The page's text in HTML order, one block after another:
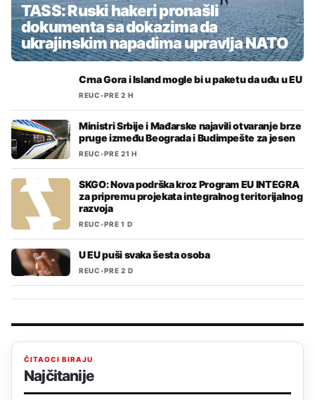
TASS: Ruski hakeri pronašli
dokumenta sa dokazima da
ukrajinskim napadima upravlja NATO
Crna Gora i Island mogle bi u paketu da uđu u EU
REUC•PRE 2 H
Ministri Srbije i Mađarske najavili otvaranje brze
pruge između Beograda i Budimpešte za jesen
REUC•PRE 21 H
SKGO: Nova podrška kroz Program EU INTEGRA
za pripremu projekata integralnog teritorijalnog
razvoja
REUC•PRE 1 D
U EU puši svaka šesta osoba
REUC•PRE 2 D
ČITAOCI BIRAJU
Najčitanije